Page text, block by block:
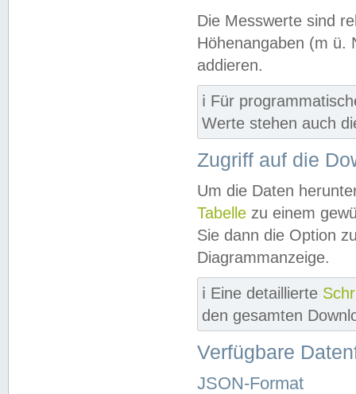
Die Messwerte sind
Höhenangaben (m ü.
addieren.
ℹ️ Für
Werte stehen auch
Zugriff auf die
Um die Daten
Tabelle zu einem
Sie dann die Option
Diagrammanzeige.
ℹ️ Eine detaillierte
den gesamten
Verfügbare
JSON-Format